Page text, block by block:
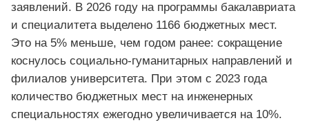
заявлений. В 2026 году на программы бакалавриата
и специалитета выделено 1166 бюджетных мест.
Это на 5% меньше, чем годом ранее: сокращение
коснулось социально-гуманитарных направлений и
филиалов университета. При этом с 2023 года
количество бюджетных мест на инженерных
специальностях ежегодно увеличивается на 10%.